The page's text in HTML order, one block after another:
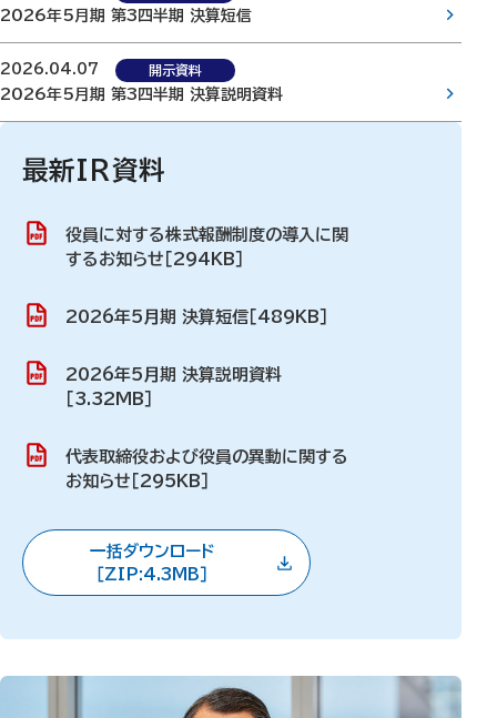
2026年5月期 第3四半期 決算短信
2026.04.07 開示資料
2026年5月期 第3四半期 決算説明資料
最新IR資料
役員に対する株式報酬制度の導入に関
するお知らせ［294KB］
2026年5月期 決算短信［489KB］
2026年5月期 決算説明資料
［3.32MB］
代表取締役および役員の異動に関する
お知らせ［295KB］
一括ダウンロード
［ZIP:4.3MB］